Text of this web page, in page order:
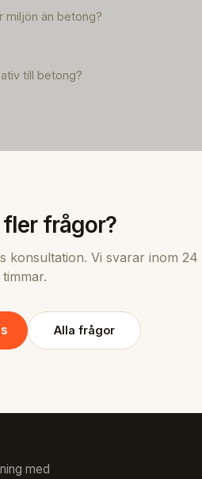
miljön än betong?
till betong?
fler frågor?
konsultation. Vi svarar inom 24
timmar.
Alla frågor
med